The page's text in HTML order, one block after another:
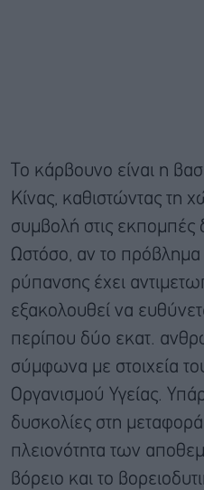
Το κάρβουνο είναι η
Κίνας, καθιστώντας τη
συμβολή στις εκπομπές
Ωστόσο, αν το πρόβλημα
ρύπανσης έχει
εξακολουθεί να
περίπου δύο εκατ.
σύμφωνα με στοιχεία
Οργανισμού Υγείας.
δυσκολίες στη
πλειονότητα των
βόρειο και το